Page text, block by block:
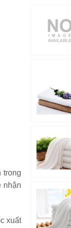
trong
nhận
xuất